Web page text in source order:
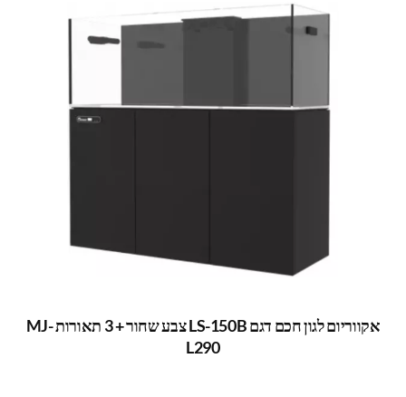
אקווריום לגון חכם דגם LS-150B צבע שחור + 3 תאורות MJ-
L290